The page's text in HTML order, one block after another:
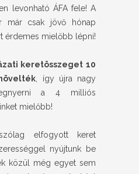
levonható ÁFA fele! A
már csak jövő hónap
érdemes mielőbb lépni!
keretösszeget 10
, így újra nagy
a 4 milliós
mielőbb!
elfogyott keret
nyújtunk be
közül még egyet sem